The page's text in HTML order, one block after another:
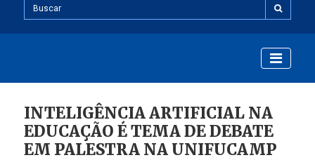
INTELIGÊNCIA ARTIFICIAL NA
EDUCAÇÃO É TEMA DE DEBATE
EM PALESTRA NA UNIFUCAMP